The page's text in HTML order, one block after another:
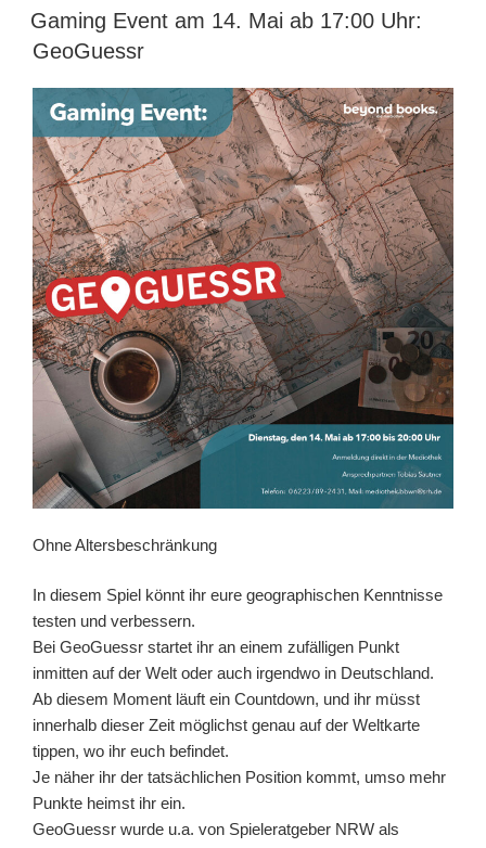
AM
Gaming Event am 14. Mai ab 17:00 Uhr:
GeoGuessr
Ohne Altersbeschränkung
In diesem Spiel könnt ihr eure geographischen Kenntnisse
testen und verbessern.
Bei GeoGuessr startet ihr an einem zufälligen Punkt
inmitten auf der Welt oder auch irgendwo in Deutschland.
Ab diesem Moment läuft ein Countdown, und ihr müsst
innerhalb dieser Zeit möglichst genau auf der Weltkarte
tippen, wo ihr euch befindet.
Je näher ihr der tatsächlichen Position kommt, umso mehr
Punkte heimst ihr ein.
GeoGuessr wurde u.a. von Spieleratgeber NRW als